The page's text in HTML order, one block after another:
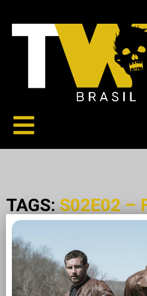
TAGS: S02E02 –